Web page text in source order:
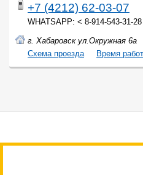
+7 (4212) 62-03-07
WHATSAPP: < 8-914-543-31-
г. Хабаровск ул.Окружная 6а
Cхема проезда
Время